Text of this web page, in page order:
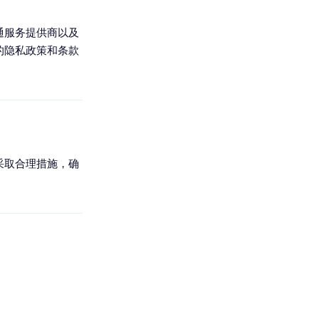
务提供商以及
私政策和条款
合理措施，确